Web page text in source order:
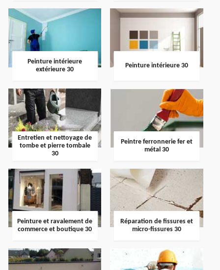
Peinture intérieure
extérieure 30
Peinture intérieure 30
Entretien et nettoyage de
tombe et pierre tombale
30
Peintre ferronnerie fer et
métal 30
Peinture et ravalement de
commerce et boutique 30
Réparation de fissures et
micro-fissures 30